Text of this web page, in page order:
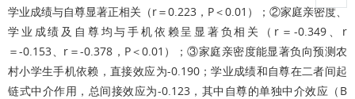
学业成绩与自尊显著正相关（r＝0.223，P＜0.01）；②家庭亲密度、
学业成绩及自尊均与手机依赖呈显著负相关（r＝-0.349、r
＝-0.153、r＝-0.378，P＜0.01）；③家庭亲密度能显著负向预测农
村小学生手机依赖，直接效应为-0.190；学业成绩和自尊在二者间起
链式中介作用，总间接效应为-0.123，其中自尊的单独中介效应（B